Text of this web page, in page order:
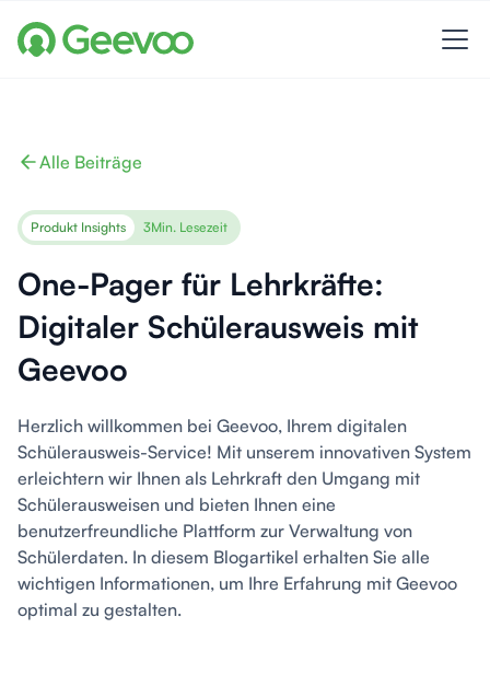
Alle Beiträge
Produkt Insights 3Min. Lesezeit
One-Pager für Lehrkräfte:
Digitaler Schülerausweis mit
Geevoo
Herzlich willkommen bei Geevoo, Ihrem digitalen
Schülerausweis-Service! Mit unserem innovativen System
erleichtern wir Ihnen als Lehrkraft den Umgang mit
Schülerausweisen und bieten Ihnen eine
benutzerfreundliche Plattform zur Verwaltung von
Schülerdaten. In diesem Blogartikel erhalten Sie alle
wichtigen Informationen, um Ihre Erfahrung mit Geevoo
optimal zu gestalten.